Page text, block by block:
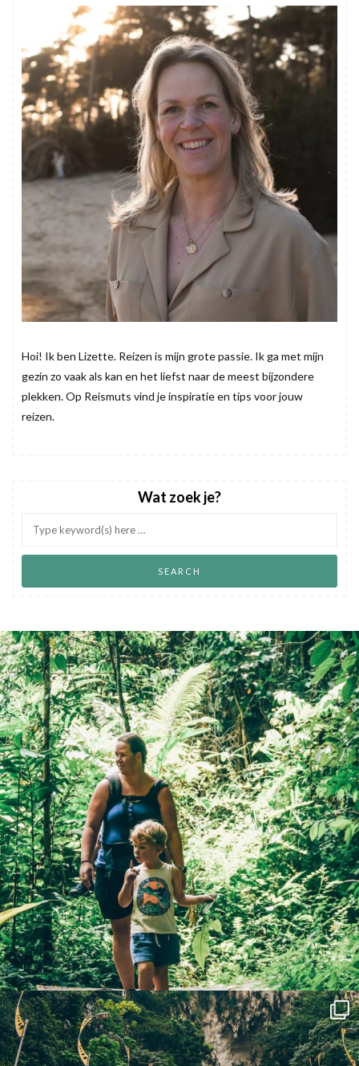
Hoi! Ik ben Lizette. Reizen is mijn grote passie. Ik ga met mijn
gezin zo vaak als kan en het liefst naar de meest bijzondere
plekken. Op Reismuts vind je inspiratie en tips voor jouw
reizen.
Wat zoek je?